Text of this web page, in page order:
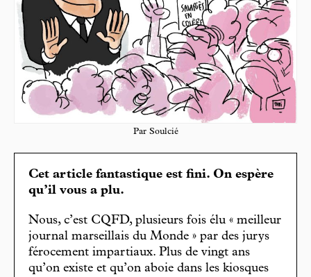
Par Soulcié
Cet article fantastique est fini. On espère
qu’il vous a plu.
Nous, c’est CQFD, plusieurs fois élu « meilleur
journal marseillais du Monde » par des jurys
férocement impartiaux. Plus de vingt ans
qu’on existe et qu’on aboie dans les kiosques